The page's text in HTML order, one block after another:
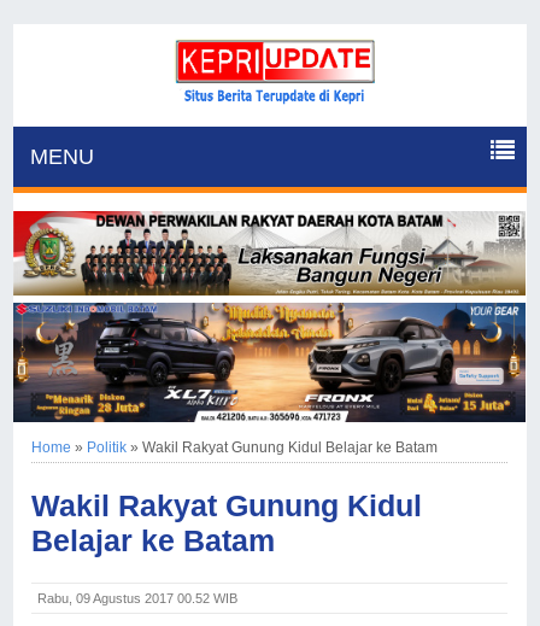
MENU
Home » Politik »Wakil Rakyat Gunung Kidul Belajar ke Batam
Wakil Rakyat Gunung Kidul
Belajar ke Batam
Rabu, 09 Agustus 2017 00.52 WIB